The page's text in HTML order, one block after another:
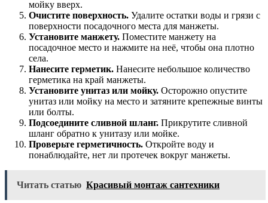
мойку вверх.
Очистите поверхность. Удалите остатки воды и грязи с
поверхности посадочного места для манжеты.
Установите манжету. Поместите манжету на
посадочное место и нажмите на неё, чтобы она плотно
села.
Нанесите герметик. Нанесите небольшое количество
герметика на край манжеты.
Установите унитаз или мойку. Осторожно опустите
унитаз или мойку на место и затяните крепежные винты
или болты.
Подсоедините сливной шланг. Прикрутите сливной
шланг обратно к унитазу или мойке.
Проверьте герметичность. Откройте воду и
понаблюдайте, нет ли протечек вокруг манжеты.
Читать статью Красивый монтаж сантехники